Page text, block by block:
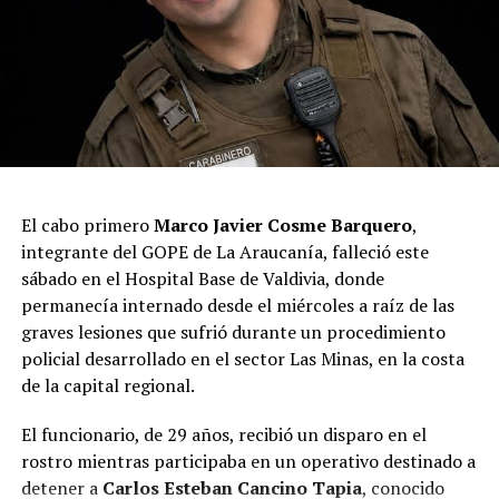
CBC, elementos que serán incorporados como evidencia
en la investigación.
Por instrucción del Ministerio Público, los cinco
imputados fueron puestos a disposición del Juzgado de
Garantía para su respectivo control de detención.
permitió avanzar en el esclarecimiento del homicidio
frustrado investigado y sacar de circulación drogas,
elementos asociados a su comercialización y evidencia
relevante para la causa penal.
15
El cabo primeroMarco Javier Cosme Barquero,
integrante del GOPE de La Araucanía, falleció este
sábado en el Hospital Base de Valdivia, donde
permanecía internado desde el miércoles a raíz de las
graves lesiones que sufrió durante un procedimiento
policial desarrollado en el sector Las Minas, en la costa
de la capital regional.
El funcionario, de 29 años, recibió un disparo en el
rostro mientras participaba en un operativo destinado a
detener a Carlos Esteban Cancino Tapia, conocido